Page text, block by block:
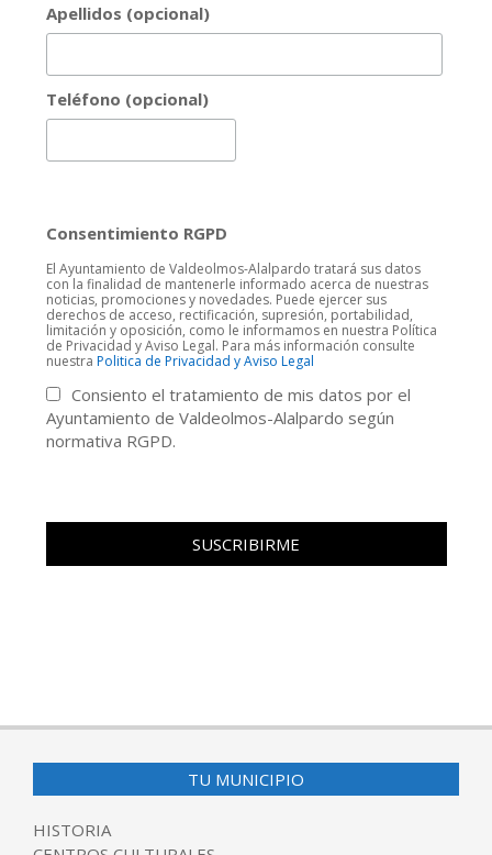
Apellidos (opcional)
Teléfono (opcional)
Consentimiento RGPD
El Ayuntamiento de Valdeolmos-Alalpardo tratará sus datos
con la finalidad de mantenerle informado acerca de nuestras
noticias, promociones y novedades. Puede ejercer sus
derechos de acceso, rectificación, supresión, portabilidad,
limitación y oposición, como le informamos en nuestra Política
de Privacidad y Aviso Legal. Para más información consulte
nuestra Politica de Privacidad y Aviso Legal
Consiento el tratamiento de mis datos por el
Ayuntamiento de Valdeolmos-Alalpardo según
normativa RGPD.
TU MUNICIPIO
HISTORIA